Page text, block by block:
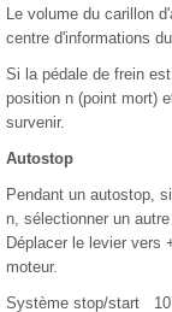
Le volume du carillon
centre d'informations
Si la pédale de frein
position n (point mort)
survenir.
Autostop
Pendant un autostop,
n, sélectionner un
Déplacer le levier vers
moteur.
Système stop/start